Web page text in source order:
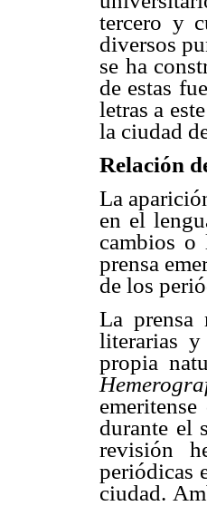
tercero y
diversos
se ha
de estas
letras a
la ciudad
Relación
La
en el
cambios o
prensa
de los
La prensa
literarias
propia
durante el
revisión
periódicas
ciudad.